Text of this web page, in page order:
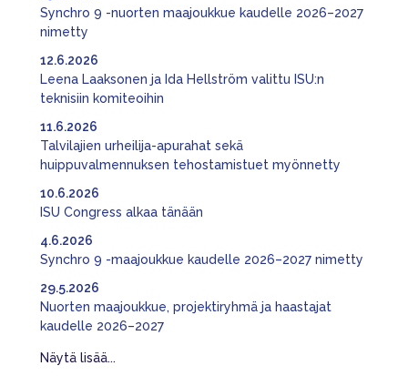
Synchro 9 -nuorten maajoukkue kaudelle 2026–2027
nimetty
Leena Laaksonen ja Ida Hellström valittu ISU:n
teknisiin komiteoihin
12.6.2026
Talvilajien urheilija-apurahat sekä
huippuvalmennuksen tehostamistuet myönnetty
11.6.2026
ISU Congress alkaa tänään
10.6.2026
Synchro 9 -maajoukkue kaudelle 2026–2027 nimetty
4.6.2026
Nuorten maajoukkue, projektiryhmä ja haastajat
kaudelle 2026–2027
29.5.2026
Näytä lisää...